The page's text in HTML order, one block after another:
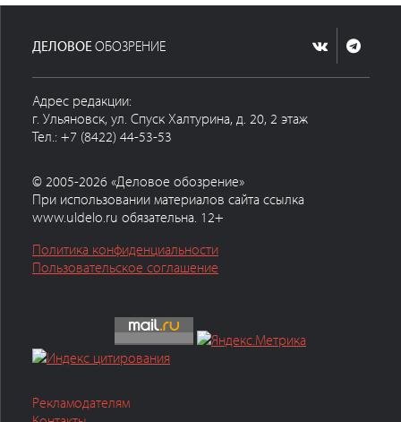
ДЕЛОВОЕОБОЗРЕНИЕ
Адрес редакции:
г. Ульяновск, ул. Спуск Халтурина, д. 20, 2 этаж
Тел.: +7 (8422) 44-53-53
© 2005-2026 «Деловое обозрение»
При использовании материалов сайта ссылка
www.uldelo.ru обязательна. 12+
Политика конфиденциальности
Пользовательское соглашение
Рекламодателям